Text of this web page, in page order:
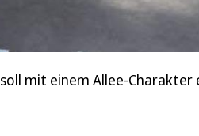
mit einem Allee-